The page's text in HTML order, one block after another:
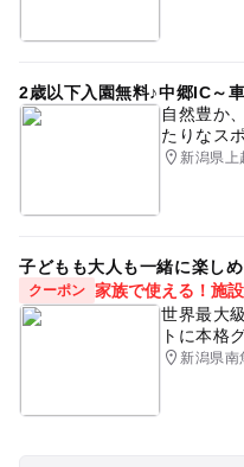
2歳以下入園無料♪中郷IC～
自然豊か
たりなス
新潟県上
子どもも大人も一緒に楽し
クーポン 家族で使える！施
世界最大
トに本格
新潟県南